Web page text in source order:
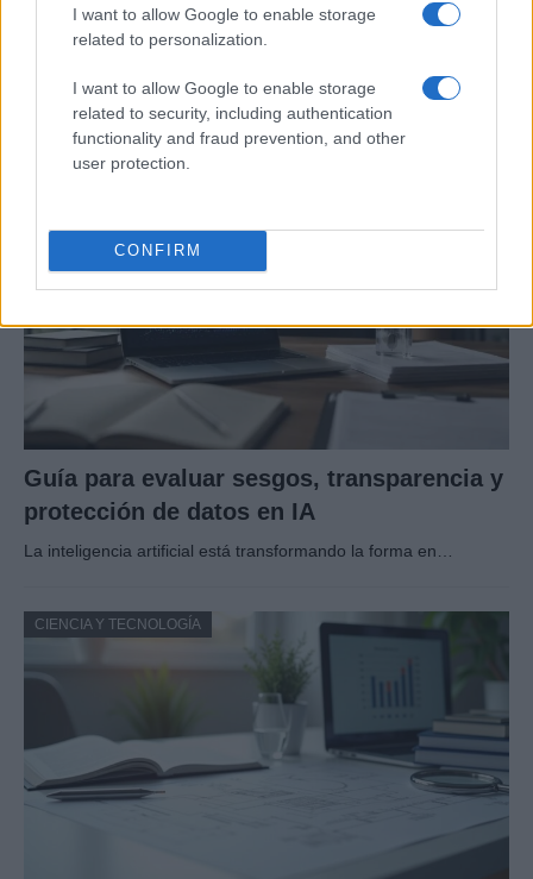
I want to allow Google to enable storage
related to personalization.
I want to allow Google to enable storage
related to security, including authentication
functionality and fraud prevention, and other
user protection.
CONFIRM
Cómo elegir una carrera STEAM: perfiles
emergentes y competencias clave
Descubre cómo elegir la mejor opción en STEAM:…
Guía para evaluar sesgos, transparencia y
protección de datos en IA
La inteligencia artificial está transformando la forma en…
CIENCIA Y TECNOLOGÍA